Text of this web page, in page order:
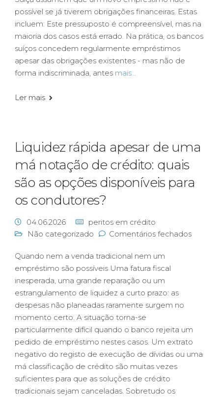
possível se já tiverem obrigações financeiras. Estas
incluem: Este pressuposto é compreensível, mas na
maioria dos casos está errado. Na prática, os bancos
suíços concedem regularmente empréstimos
apesar das obrigações existentes - mas não de
forma indiscriminada, antes mais...
Ler mais
Liquidez rápida apesar de uma
má notação de crédito: quais
são as opções disponíveis para
os condutores?
04.06.2026
peritos em crédito
Não categorizado
Comentários fechados
Quando nem a venda tradicional nem um
empréstimo são possíveis Uma fatura fiscal
inesperada, uma grande reparação ou um
estrangulamento de liquidez a curto prazo: as
despesas não planeadas raramente surgem no
momento certo. A situação torna-se
particularmente difícil quando o banco rejeita um
pedido de empréstimo nestes casos. Um extrato
negativo do registo de execução de dívidas ou uma
má classificação de crédito são muitas vezes
suficientes para que as soluções de crédito
tradicionais sejam canceladas. Sobretudo os